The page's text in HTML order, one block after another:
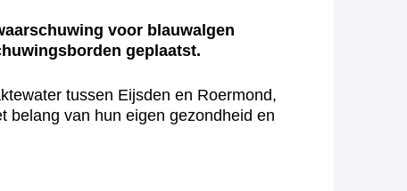
voor blauwalgen
geplaatst.
tussen Eijsden en Roermond,
belang van hun eigen gezondheid en